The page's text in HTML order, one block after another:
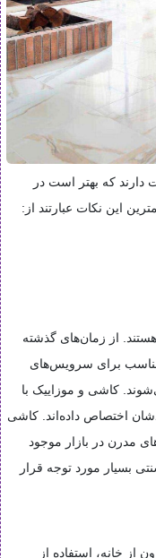
که بهتر است در
این نکات عبارتند از:
از زمان‌های گذشته
مناسب برای سرویس‌های
کاشی و موزاییک با
اختصاص داده‌اند. کاشی
مدرن در بازار موجود
بسیار مورد توجه قرار
از خانه، استفاده از